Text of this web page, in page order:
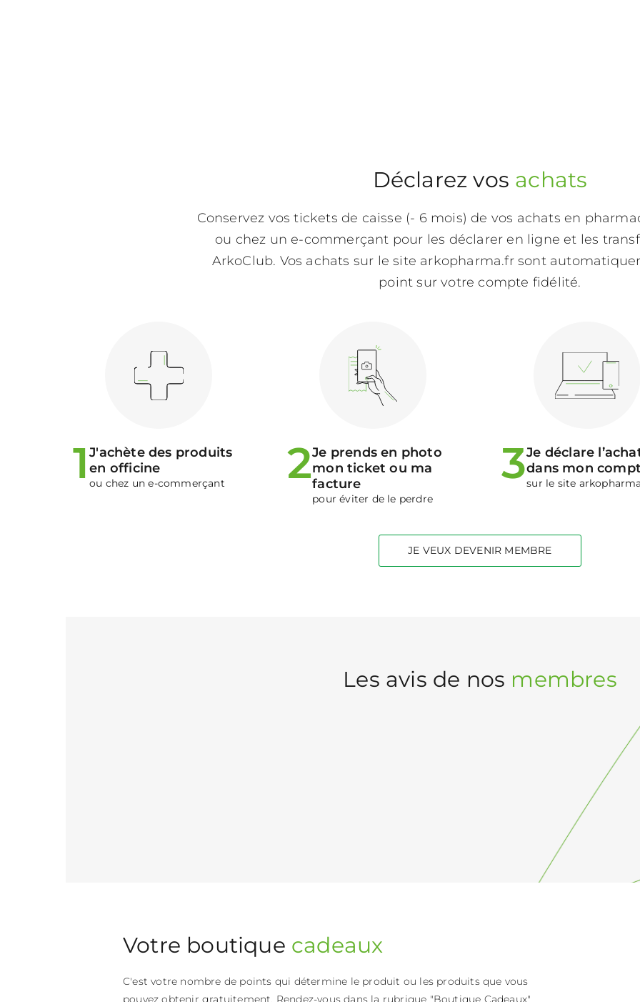
Déclarez vos achats
Conservez vos tickets de caisse (- 6 mois) de vos achats en
ou chez un e-commerçant pour les déclarer en ligne et les
ArkoClub. Vos achats sur le site arkopharma.fr sont
point sur votre compte fidélité.
1J'achète des produits
en officine
ou chez un e-commerçant 2Je prends en photo
mon ticket ou ma
facture
pour éviter de le perdre
3Je déclare
dans mon
sur le site
JE VEUX DEVENIR MEMBRE
Les avis de nos membres
Votre boutique cadeaux
C'est votre nombre de points qui détermine le produit ou les produits que vous
pouvez obtenir gratuitement. Rendez-vous dans la rubrique "Boutique Cadeaux"